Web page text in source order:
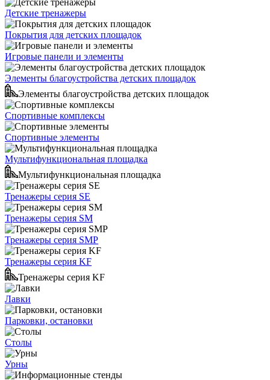
Детские тренажеры
Покрытия для детских площадок
Игровые панели и элементы
Элементы благоустройства детских площадок
Элементы благоустройства детских площадок
Спортивные комплексы
Спортивные элементы
Мультифункциональная площадка
Мультифункциональная площадка
Тренажеры серия SE
Тренажеры серия SM
Тренажеры серия SMP
Тренажеры серия KF
Тренажеры серия KF
Лавки
Парковки, остановки
Столы
Урны